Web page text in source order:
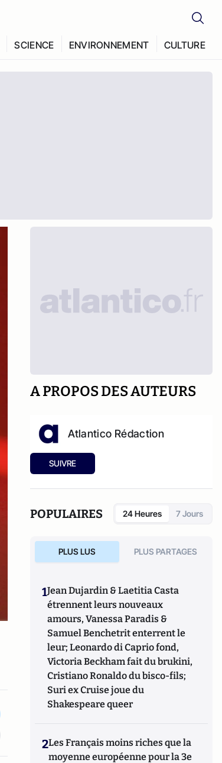
SCIENCE ENVIRONNEMENT CULTURE
A PROPOS DES AUTEURS
Atlantico Rédaction
SUIVRE
POPULAIRES 24 Heures 7 Jours
PLUS LUS PLUS PARTAGES
1Jean Dujardin & Laetitia Casta
étrennent leurs nouveaux
amours, Vanessa Paradis &
Samuel Benchetrit enterrent le
leur; Leonardo di Caprio fond,
Victoria Beckham fait du brukini,
Cristiano Ronaldo du bisco-fils;
Suri ex Cruise joue du
Shakespeare queer
2Les Français moins riches que la
moyenne européenne pour la 3e